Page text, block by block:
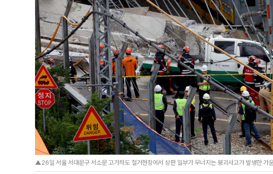
▲26일 서울 서대문구 서소문 고가차도 철거현장에서 상판 일부가 무너지는 붕괴사고가 발생한